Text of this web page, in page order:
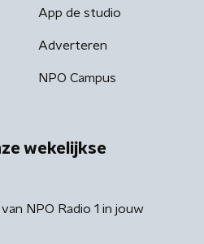
App de studio
Adverteren
NPO Campus
wekelijkse
NPO Radio 1 in jouw